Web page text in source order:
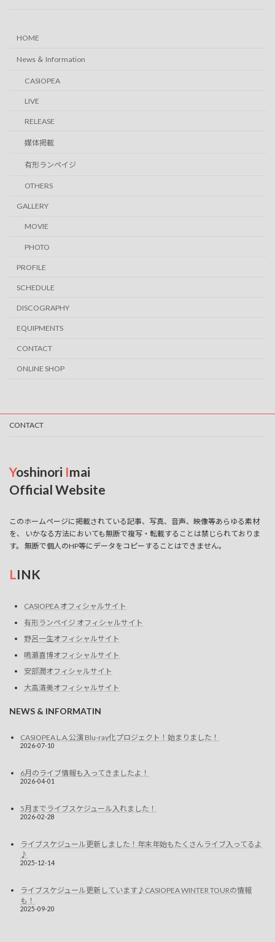
HOME
News ＆ Information
CASIOPEA
LIVE
RELEASE
媒体掲載
有形ランペイジ
OTHERS
GALLERY
MOVIE
PHOTO
PROFILE
SCHEDULE
DISCOGRAPHY
EQUIPMENTS
CONTACT
ONLINE SHOP
CONTACT
Yoshinori Imai
Official Website
このホームページに掲載されている記事、写真、音声、映像等あらゆる素材
を、 いかなる方法においても無断で複写・転載することは禁じられておりま
す。 無断で個人のHP等にデータをコピーすることはできません。
LINK
CASIOPEA オフィシャルサイト
有形ランペイジ オフィシャルサイト
野呂一生オフィシャルサイト
鳴瀬喜博オフィシャルサイト
安部潤オフィシャルサイト
大高清美オフィシャルサイト
NEWS & INFORMATIN
CASIOPEA L.A.公演 Blu-ray化プロジェクト！始まりました！
2026-07-10
6月のライブ情報も入ってきましたよ！
2026-04-01
5月までライブスケジュール入れました！
2026-02-28
ライブスケジュール更新しました！年末年始もたくさんライブ入ってるよ
♪
2025-12-14
ライブスケジュール更新しています♪CASIOPEA WINTER TOURの情報
も！
2025-09-20